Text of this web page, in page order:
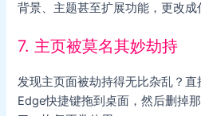
背景、主题甚至扩展功能，更改成
7. 主页被莫名其妙劫持
发现主页面被劫持得无比杂乱？
Edge快捷键拖到桌面，然后删掉